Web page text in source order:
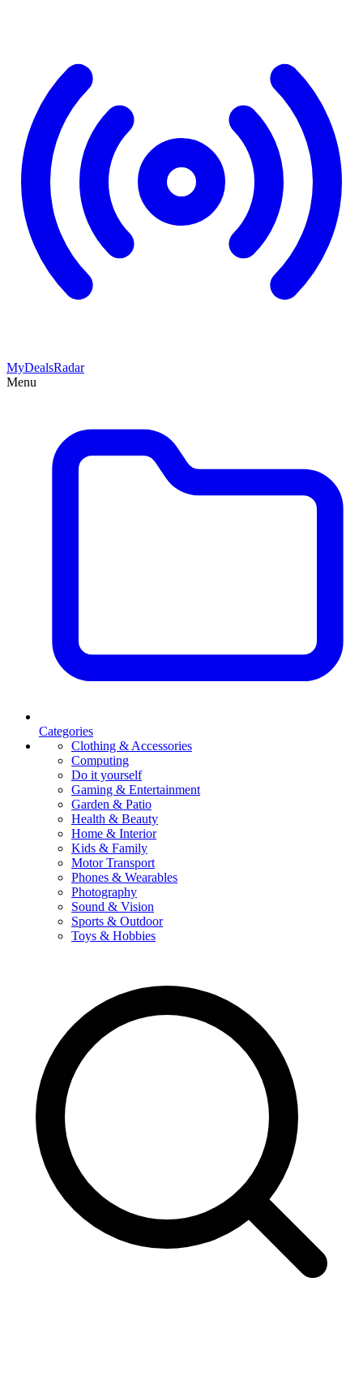
MyDealsRadar
Menu
Categories
Clothing & Accessories
Computing
Do it yourself
Gaming & Entertainment
Garden & Patio
Health & Beauty
Home & Interior
Kids & Family
Motor Transport
Phones & Wearables
Photography
Sound & Vision
Sports & Outdoor
Toys & Hobbies